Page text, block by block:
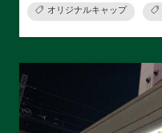
オリジナルキャップ